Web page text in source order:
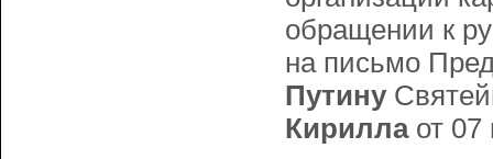
обращении к
на письмо
Путину
Кириллаот 07